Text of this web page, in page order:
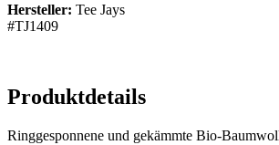
Hersteller: Tee Jays
#TJ1409
Produktdetails
Ringgesponnene und gekämmte Bio-